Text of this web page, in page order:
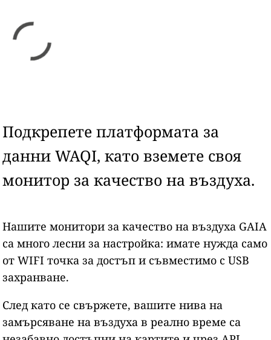
Подкрепете платформата за
данни WAQI, като вземете своя
монитор за качество на въздуха.
Нашите монитори за качество на въздуха GAIA
са много лесни за настройка: имате нужда само
от WIFI точка за достъп и съвместимо с USB
захранване.
След като се свържете, вашите нива на
замърсяване на въздуха в реално време са